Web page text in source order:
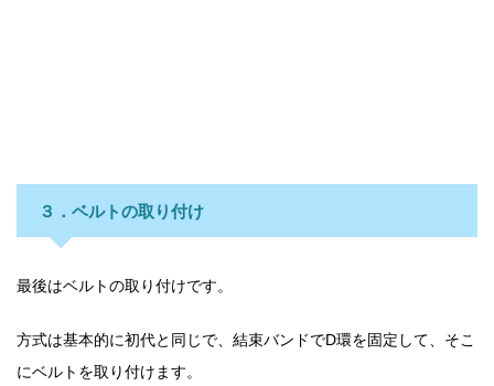
３．ベルトの取り付け
最後はベルトの取り付けです。
方式は基本的に初代と同じで、結束バンドでD環を固定して、そこ
にベルトを取り付けます。